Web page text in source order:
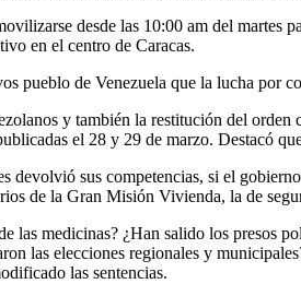
desde las 10:00 am del martes
en el centro de Caracas.
pueblo de Venezuela que la lucha por
y también la restitución del
el 28 y 29 de marzo. Destacó
devolvió sus competencias, si el
de la Gran Misión Vivienda, la de
las medicinas? ¿Han salido los
las elecciones regionales y
las sentencias.